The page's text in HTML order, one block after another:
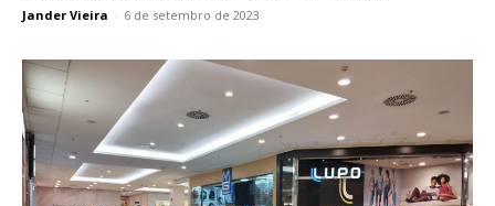
Jander Vieira - 6 de setembro de 2023